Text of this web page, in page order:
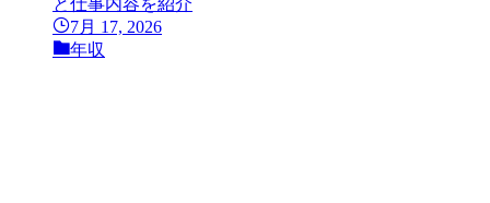
7月 17, 2026
年収